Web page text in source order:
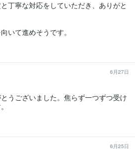
丁寧な対応をしていただき、ありがと
6月27日
うございました。焦らず一つずつ受け
6月25日